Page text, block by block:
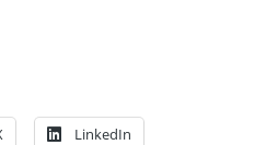
LinkedIn